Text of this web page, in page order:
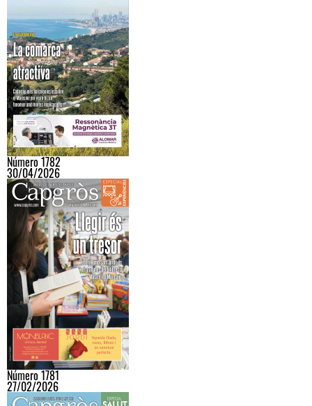
Número 1782
30/04/2026
Número 1781
27/02/2026